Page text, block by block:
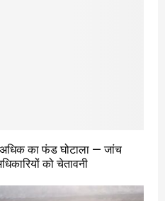
का फंड घोटाला — जांच
को चेतावनी